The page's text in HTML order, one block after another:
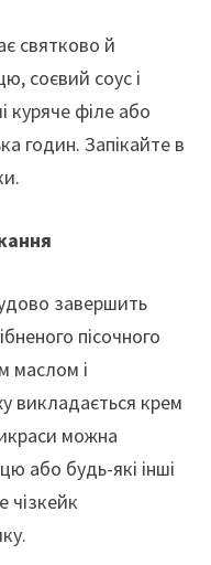
святково й
соєвий соус і
куряче філе або
годин. Запікайте в
завершить
пісочного
маслом і
викладається крем
можна
або будь-які інші